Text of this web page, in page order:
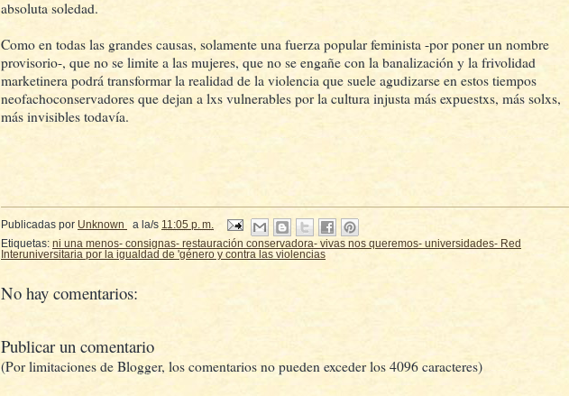
absoluta soledad.
Como en todas las grandes causas, solamente una fuerza popular feminista -por poner un nombre
provisorio-, que no se limite a las mujeres, que no se engañe con la banalización y la frivolidad
marketinera podrá transformar la realidad de la violencia que suele agudizarse en estos tiempos
neofachoconservadores que dejan a lxs vulnerables por la cultura injusta más expuestxs, más solxs,
más invisibles todavía.
Publicadas por Unknown a la/s 11:05 p. m.
Etiquetas: ni una menos- consignas- restauración conservadora- vivas nos queremos- universidades- Red
Interuniversitaria por la igualdad de 'género y contra las violencias
No hay comentarios:
Publicar un comentario
(Por limitaciones de Blogger, los comentarios no pueden exceder los 4096 caracteres)